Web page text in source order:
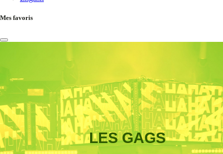
Mes favoris
LES GAGS